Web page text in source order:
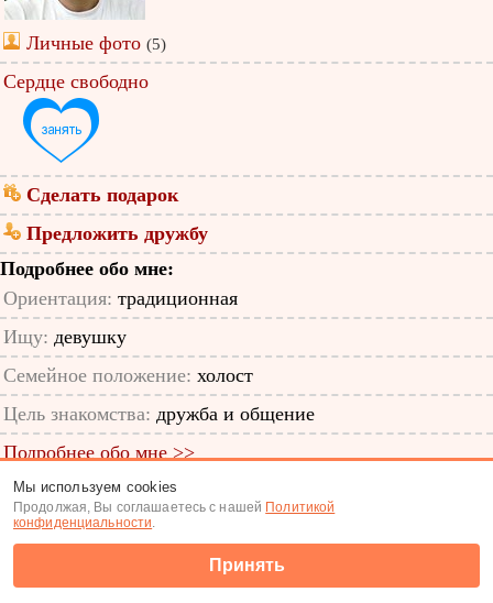
Личные фото (5)
Сердце свободно
Сделать подарок
Предложить дружбу
Подробнее обо мне:
Ориентация: традиционная
Ищу: девушку
Семейное положение: холост
Цель знакомства: дружба и общение
Подробнее обо мне >>
ID анкеты: 48407068
Знакомства|Поиск анкет
Мы используем cookies
Продолжая, Вы соглашаетесь с нашей Политикой
конфиденциальности.
Принять